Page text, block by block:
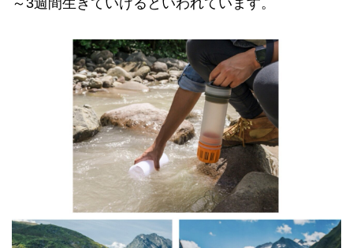
～3週間生きていけるといわれています。